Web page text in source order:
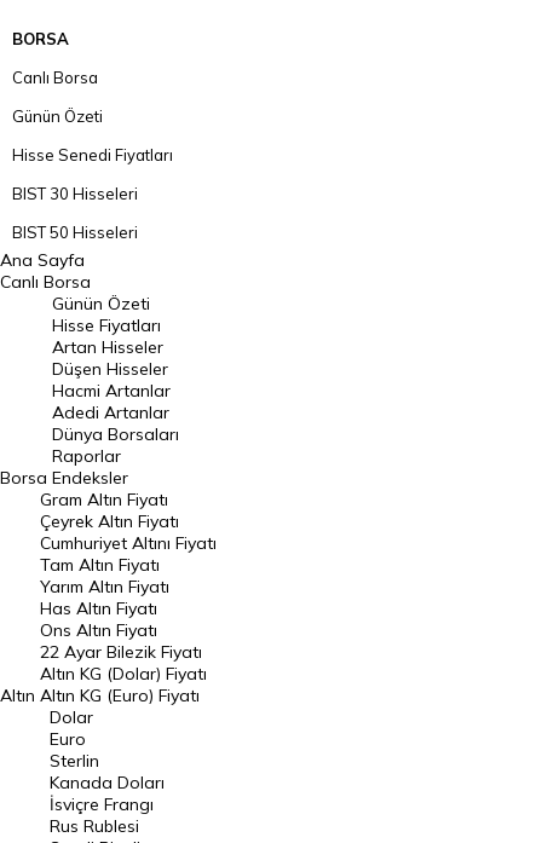
BORSA
Canlı Borsa
Günün Özeti
Hisse Senedi Fiyatları
BIST 30 Hisseleri
BIST 50 Hisseleri
BIST 100 Hisseleri
En Çok Artan Hisseler
En Çok Düşen Hisseler
Hacmi Artanlar
Geçmiş Kapanışlar
Dünya Borsaları
Raporlar
Endeksler
DÖVİZ
Döviz Kuru
Dolar Kuru
Euro Kuru
Pound Kuru
Frank Kuru
Riyal Kuru
Ana Sayfa
Canlı Borsa
Borsa
Günün Özeti
Hisse Fiyatları
Artan Hisseler
Düşen Hisseler
Hacmi Artanlar
Adedi Artanlar
Dünya Borsaları
Raporlar
Endeksler
Altın
Gram Altın Fiyatı
Çeyrek Altın Fiyatı
Cumhuriyet Altını Fiyatı
Tam Altın Fiyatı
Yarım Altın Fiyatı
Has Altın Fiyatı
Ons Altın Fiyatı
22 Ayar Bilezik Fiyatı
Altın KG (Dolar) Fiyatı
Altın KG (Euro) Fiyatı
Dolar
Euro
Sterlin
Kanada Doları
İsviçre Frangı
Rus Rublesi